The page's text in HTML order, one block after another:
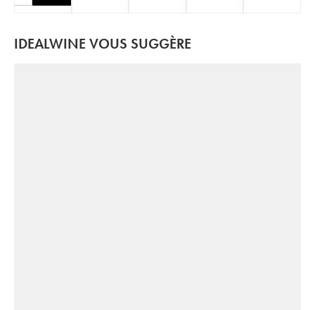
IDEALWINE VOUS SUGGÈRE